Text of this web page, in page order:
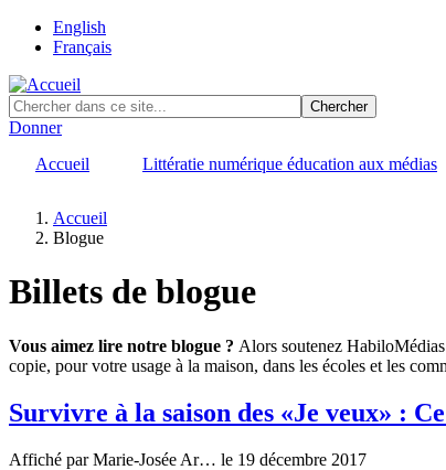
Skip
content
English
Français
Donner
Accueil
Littératie numérique éducation aux médias
Fil
d'Ariane
Accueil
Blogue
Billets de blogue
Vous aimez lire notre blogue ? Alors soutenez
copie, pour votre usage à la maison, dans les écoles et les
Survivre à la saison des «Je veux» :
Affiché parMarie-Josée Ar… le 19 décembre 2017